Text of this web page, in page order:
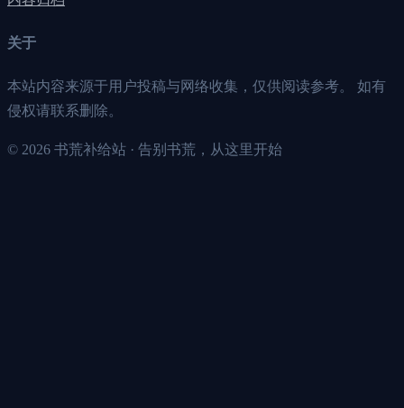
关于
本站内容来源于用户投稿与网络收集，仅供阅读参考。 如有
侵权请联系删除。
© 2026 书荒补给站 · 告别书荒，从这里开始